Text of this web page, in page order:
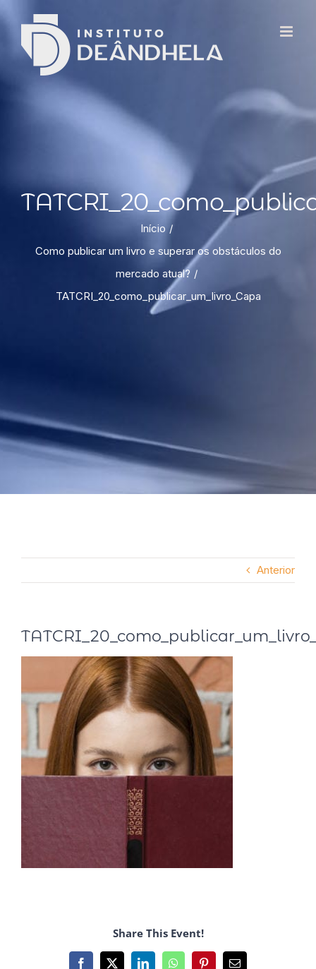
Início
Como publicar um livro e superar os obstáculos do
mercado atual?
TATCRI_20_como_publicar_um_livro_Capa
Anterior
Share This Event!